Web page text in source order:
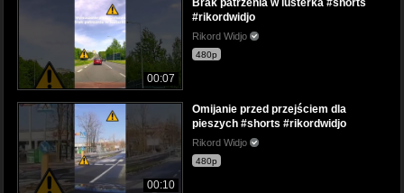
00:07
Brak patrzenia w lusterka #shorts
#rikordwidjo
Rikord Widjo
480p
00:10
Omijanie przed przejściem dla
pieszych #shorts #rikordwidjo
Rikord Widjo
480p